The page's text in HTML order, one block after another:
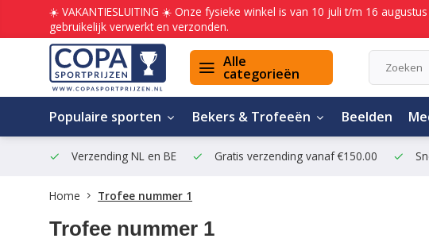
☀️ VAKANTIESLUITING ☀️ Onze fysieke winkel is van 10 juli t/m 16
gebruikelijk verwerkt en verzonden.
Alle
categorieën
Populaire sporten Bekers & Trofeeën Beelden
Verzending NL en BE Gratis verzending vanaf €150.00
Home Trofee nummer 1
Trofee nummer 1